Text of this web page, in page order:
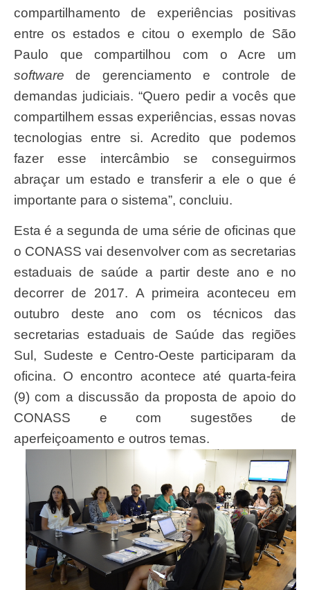
compartilhamento de experiências positivas
entre os estados e citou o exemplo de São
Paulo que compartilhou com o Acre um
software de gerenciamento e controle de
demandas judiciais. “Quero pedir a vocês que
compartilhem essas experiências, essas novas
tecnologias entre si. Acredito que podemos
fazer esse intercâmbio se conseguirmos
abraçar um estado e transferir a ele o que é
importante para o sistema”, concluiu.
Esta é a segunda de uma série de oficinas que
o CONASS vai desenvolver com as secretarias
estaduais de saúde a partir deste ano e no
decorrer de 2017. A primeira aconteceu em
outubro deste ano com os técnicos das
secretarias estaduais de Saúde das regiões
Sul, Sudeste e Centro-Oeste participaram da
oficina. O encontro acontece até quarta-feira
(9) com a discussão da proposta de apoio do
CONASS e com sugestões de
aperfeiçoamento e outros temas.